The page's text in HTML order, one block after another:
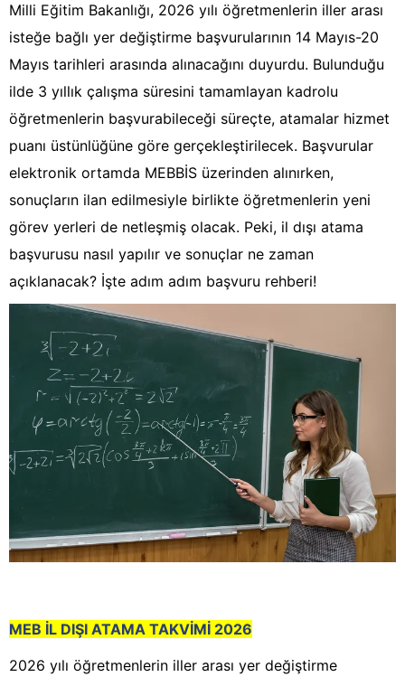
Milli Eğitim Bakanlığı, 2026 yılı öğretmenlerin iller arası
isteğe bağlı yer değiştirme başvurularının 14 Mayıs-20
Mayıs tarihleri arasında alınacağını duyurdu. Bulunduğu
ilde 3 yıllık çalışma süresini tamamlayan kadrolu
öğretmenlerin başvurabileceği süreçte, atamalar hizmet
puanı üstünlüğüne göre gerçekleştirilecek. Başvurular
elektronik ortamda MEBBİS üzerinden alınırken,
sonuçların ilan edilmesiyle birlikte öğretmenlerin yeni
görev yerleri de netleşmiş olacak. Peki, il dışı atama
başvurusu nasıl yapılır ve sonuçlar ne zaman
açıklanacak? İşte adım adım başvuru rehberi!
MEB İL DIŞI ATAMA TAKVİMİ 2026
2026 yılı öğretmenlerin iller arası yer değiştirme